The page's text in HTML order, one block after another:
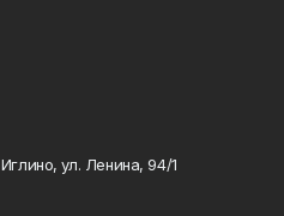
ул. Ленина, 94/1